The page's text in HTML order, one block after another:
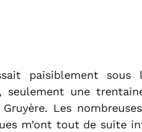
paisiblement sous
seulement une
Les
m’ont tout de suite